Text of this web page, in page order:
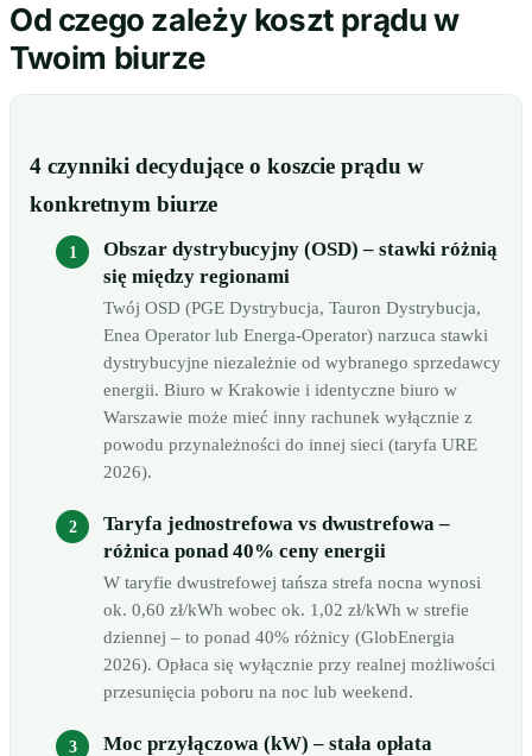
Od czego zależy koszt prądu w
Twoim biurze
4 czynniki decydujące o koszcie prądu w
konkretnym biurze
Obszar dystrybucyjny (OSD) – stawki różnią
się między regionami
Twój OSD (PGE Dystrybucja, Tauron Dystrybucja,
Enea Operator lub Energa-Operator) narzuca stawki
dystrybucyjne niezależnie od wybranego sprzedawcy
energii. Biuro w Krakowie i identyczne biuro w
Warszawie może mieć inny rachunek wyłącznie z
powodu przynależności do innej sieci (taryfa URE
2026).
Taryfa jednostrefowa vs dwustrefowa –
różnica ponad 40% ceny energii
W taryfie dwustrefowej tańsza strefa nocna wynosi
ok. 0,60 zł/kWh wobec ok. 1,02 zł/kWh w strefie
dziennej – to ponad 40% różnicy (GlobEnergia
2026). Opłaca się wyłącznie przy realnej możliwości
przesunięcia poboru na noc lub weekend.
Moc przyłączowa (kW) – stała opłata